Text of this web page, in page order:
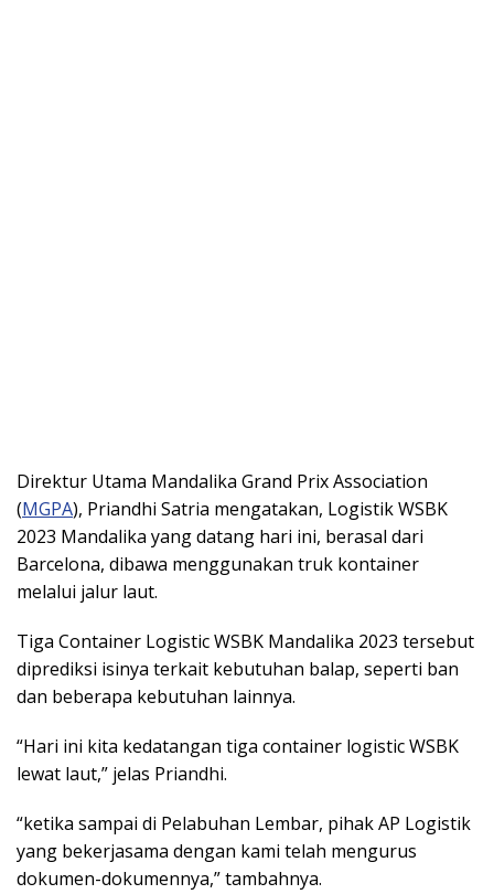
Direktur Utama Mandalika Grand Prix Association
(MGPA), Priandhi Satria mengatakan, Logistik WSBK
2023 Mandalika yang datang hari ini, berasal dari
Barcelona, dibawa menggunakan truk kontainer
melalui jalur laut.
Tiga Container Logistic WSBK Mandalika 2023 tersebut
diprediksi isinya terkait kebutuhan balap, seperti ban
dan beberapa kebutuhan lainnya.
“Hari ini kita kedatangan tiga container logistic WSBK
lewat laut,” jelas Priandhi.
“ketika sampai di Pelabuhan Lembar, pihak AP Logistik
yang bekerjasama dengan kami telah mengurus
dokumen-dokumennya,” tambahnya.